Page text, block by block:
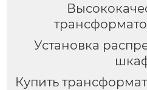
Установка
Купить